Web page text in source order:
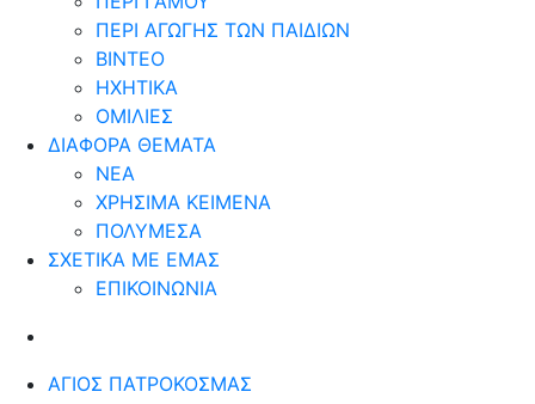
ΠΕΡΙ ΑΓΩΓΗΣ ΤΩΝ ΠΑΙΔΙΩΝ
ΒΙΝΤΕΟ
ΗΧΗΤΙΚΑ
ΟΜΙΛΙΕΣ
ΔΙΑΦΟΡΑ ΘΕΜΑΤΑ
ΝΕΑ
ΧΡΗΣΙΜΑ ΚΕΙΜΕΝΑ
ΠΟΛΥΜΕΣΑ
ΣΧΕΤΙΚΑ ΜΕ ΕΜΑΣ
ΕΠΙΚΟΙΝΩΝΙΑ
ΆΓΙΟΣ ΠΑΤΡΟΚΟΣΜΆΣ